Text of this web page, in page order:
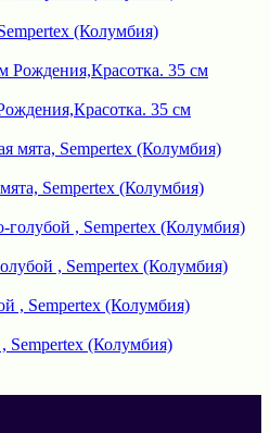
(Колумбия)
35 см
Sempertex (Колумбия)
, Sempertex (Колумбия)
Sempertex (Колумбия)